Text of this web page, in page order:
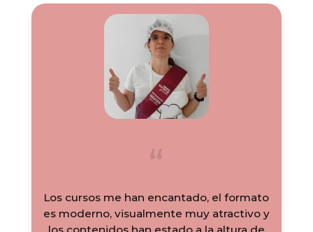
Los cursos me han encantado, el formato
es moderno, visualmente muy atractivo y